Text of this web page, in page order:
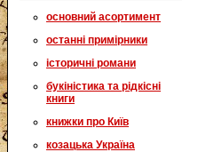
основний асортимент
останні примірники
історичні романи
букіністика та рідкісні
книги
книжки про Київ
козацька Україна